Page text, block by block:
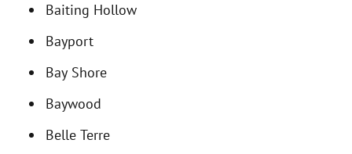
Baiting Hollow
Bayport
Bay Shore
Baywood
Belle Terre